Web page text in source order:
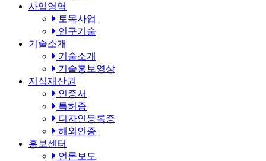
사업영역
토목사업
연구기술
기술소개
기술소개
기술홍보영상
지식재산권
인증서
특허증
디자인등록증
해외인증
홍보센터
언론보도